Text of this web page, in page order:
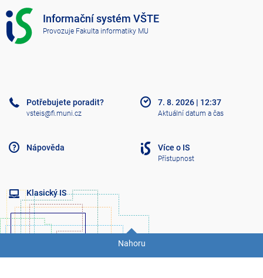
I
S
V
Informační systém VŠTE
Provozuje Fakulta informatiky MU
Potřebujete poradit?
vsteis@fi.muni.cz
Nápověda
Klasický IS
7. 8. 2026 | 12:37
Aktuální datum a čas
Více o IS
Přístupnost
Nahoru